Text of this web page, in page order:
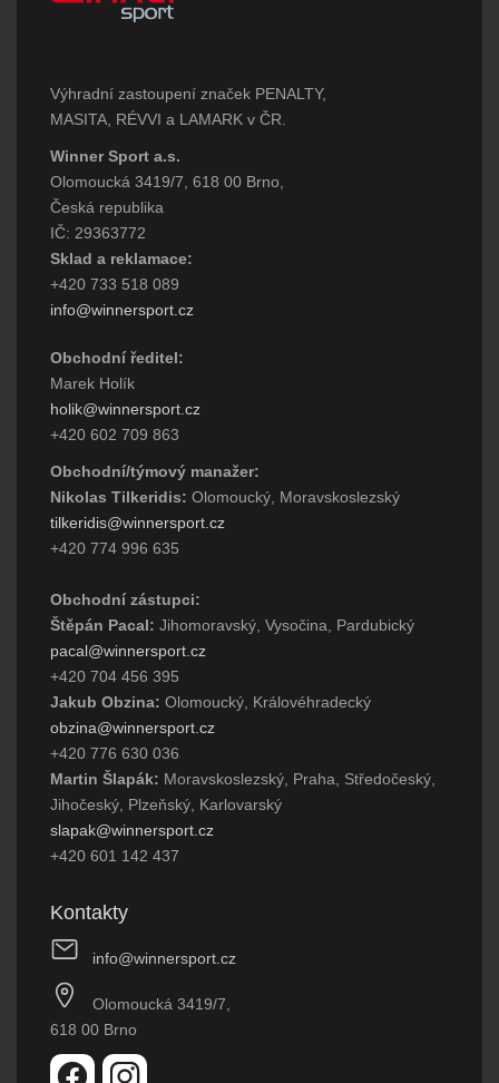
Výhradní zastoupení značek PENALTY,
MASITA, RÉVVI a LAMARK v ČR.
Winner Sport a.s.
Olomoucká 3419/7, 618 00 Brno,
Česká republika
IČ: 29363772
Sklad a reklamace:
+420 733 518 089
info@winnersport.cz
Obchodní ředitel:
Marek Holík
holik@winnersport.cz
+420 602 709 863
Obchodní/týmový manažer:
Nikolas Tilkeridis: Olomoucký, Moravskoslezský
tilkeridis@winnersport.cz
+420 774 996 635
Obchodní zástupci:
Štěpán Pacal: Jihomoravský, Vysočina, Pardubický
pacal@winnersport.cz
+420 704 456 395
Jakub Obzina: Olomoucký, Královéhradecký
obzina@winnersport.cz
+420 776 630 036
Martin Šlapák: Moravskoslezský, Praha, Středočeský,
Jihočeský, Plzeňský, Karlovarský
slapak@winnersport.cz
+420 601 142 437
Kontakty
info@winnersport.cz
Olomoucká 3419/7,
618 00 Brno